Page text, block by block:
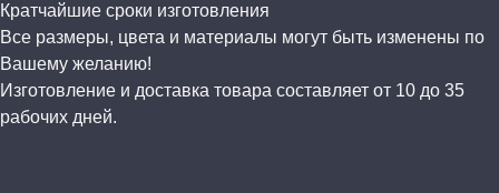
Кратчайшие сроки изготовления
Все размеры, цвета и материалы могут быть изменены по
Вашему желанию!
Изготовление и доставка товара составляет от 10 до 35
рабочих дней.